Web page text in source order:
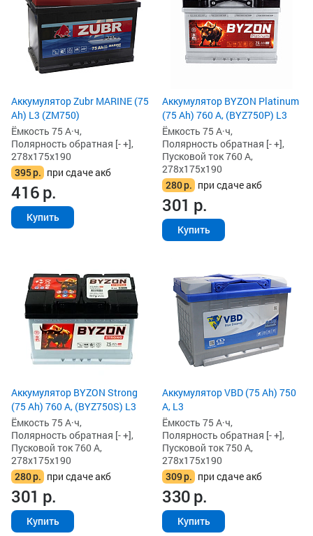
Аккумулятор Zubr MARINE (75
Ah) L3 (ZM750)
Ёмкость 75 А·ч,
Полярность обратная [- +],
278x175x190
395р. при сдаче акб
416р.
Купить
Аккумулятор BYZON Platinum
(75 Ah) 760 А, (BYZ750P) L3
Ёмкость 75 А·ч,
Полярность обратная [- +],
Пусковой ток 760 А,
278x175x190
280р. при сдаче акб
301 р.
Купить
Аккумулятор BYZON Strong
(75 Ah) 760 А, (BYZ750S) L3
Ёмкость 75 А·ч,
Полярность обратная [- +],
Пусковой ток 760 А,
278x175x190
280р. при сдаче акб
301 р.
Купить
Аккумулятор VBD (75 Ah) 750
А, L3
Ёмкость 75 А·ч,
Полярность обратная [- +],
Пусковой ток 750 А,
278x175x190
309р. при сдаче акб
330р.
Купить